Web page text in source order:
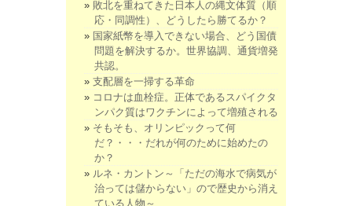
敗北を重ねてきた日本人の縄文体質（順
応・同調性）、どうしたら勝てるか？
国家紙幣を導入できない場合、どう国債
問題を解決するか。世界協調、通貨増発
共認。
支配層を一掃する革命
コロナは血栓症。正体であるスパイクタ
ンパク質はワクチンによって増殖される
そもそも、オリンピックって何
だ？・・・だれが何のために始めたの
か？
ルネ・カントン～「ただの海水で病気が
治っては儲からない」ので歴史から消え
ている人物～